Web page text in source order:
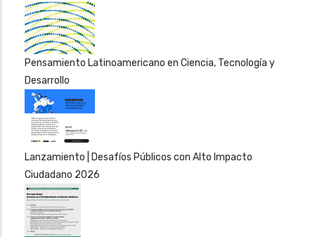
Pensamiento Latinoamericano en Ciencia, Tecnología y
Desarrollo
Lanzamiento | Desafíos Públicos con Alto Impacto
Ciudadano 2026